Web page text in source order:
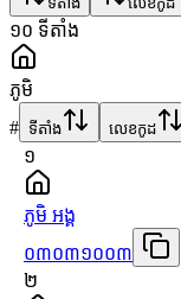
១០ ទីតាំង
ភូមិ
# ទីតាំង លេខកូដ
១
ភូមិ អង្គ
០៣០៣១០០៣
២